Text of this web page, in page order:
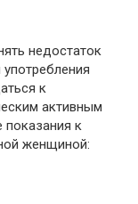
недостаток
к
активным
показания к
женщиной: